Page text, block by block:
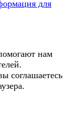
для
нам
соглашаетесь